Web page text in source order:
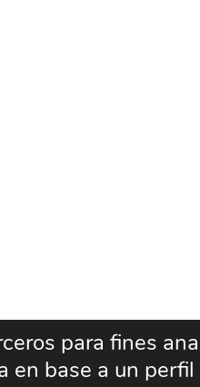
para fines
base a un perfil